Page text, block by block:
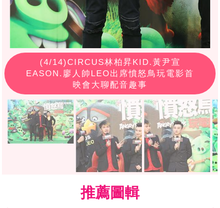
(4/14)CIRCUS林柏昇KID.黃尹宣
EASON.廖人帥LEO出席憤怒鳥玩電影首
映會大聊配音趣事
推薦圖輯